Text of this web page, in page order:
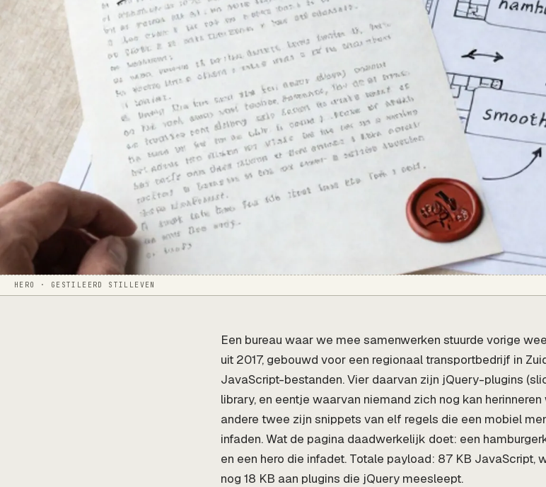
HERO · GESTILEERD STILLEVEN
Een bureau waar we mee samenwerken stuurde vorige
uit 2017, gebouwd voor een regionaal transportbedrijf in
JavaScript-bestanden. Vier daarvan zijn jQuery-plugins
library, en eentje waarvan niemand zich nog kan
andere twee zijn snippets van elf regels die een mobiel
infaden. Wat de pagina daadwerkelijk doet: een
en een hero die infadet. Totale payload: 87 KB JavaScript,
nog 18 KB aan plugins die jQuery meesleept.